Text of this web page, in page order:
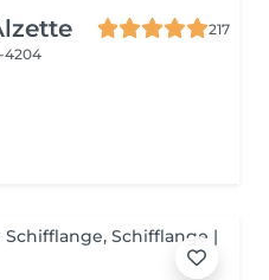
217
4204